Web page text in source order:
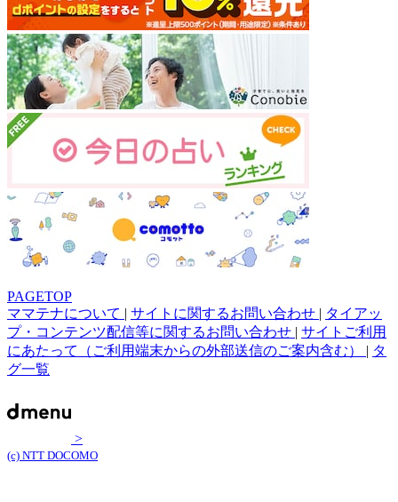
PAGETOP
ママテナについて | サイトに関するお問い合わせ | タイアッ
プ・コンテンツ配信等に関するお問い合わせ | サイトご利用
にあたって（ご利用端末からの外部送信のご案内含む） | タ
グ一覧
>
(c) NTT DOCOMO